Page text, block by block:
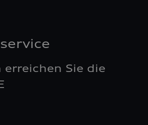
erreichen Sie die